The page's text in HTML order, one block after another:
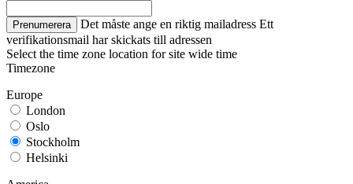
Prenumerera Det måste ange en riktig mailadress Ett
verifikationsmail har skickats till adressen
Select the time zone location for site wide time
Timezone
Europe
London
Oslo
Stockholm
Helsinki